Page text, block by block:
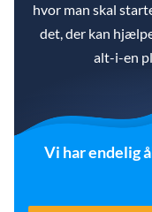
hvor man skal
det, der kan
alt-i-en
Vi har endelig